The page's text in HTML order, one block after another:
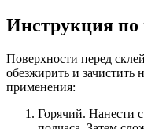
Инструкция по
Поверхности перед
обезжирить и зачистить
применения:
Горячий. Нанести